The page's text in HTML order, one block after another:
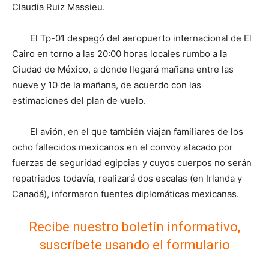
Claudia Ruiz Massieu.
El Tp-01 despegó del aeropuerto internacional de El
Cairo en torno a las 20:00 horas locales rumbo a la
Ciudad de México, a donde llegará mañana entre las
nueve y 10 de la mañana, de acuerdo con las
estimaciones del plan de vuelo.
El avión, en el que también viajan familiares de los
ocho fallecidos mexicanos en el convoy atacado por
fuerzas de seguridad egipcias y cuyos cuerpos no serán
repatriados todavía, realizará dos escalas (en Irlanda y
Canadá), informaron fuentes diplomáticas mexicanas.
Recibe nuestro boletín informativo,
suscríbete usando el formulario